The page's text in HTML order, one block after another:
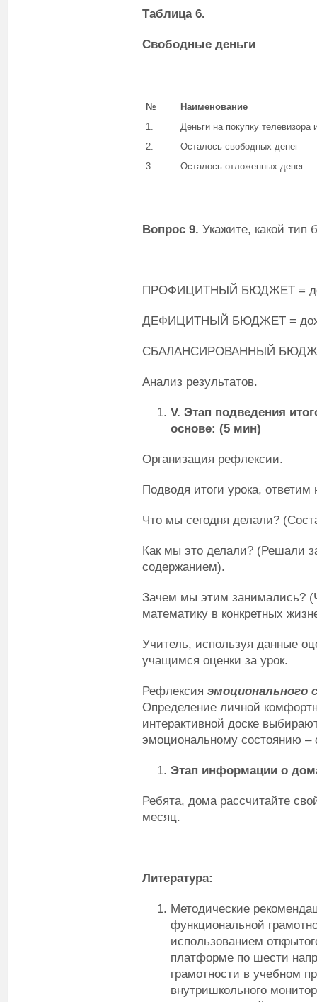
Таблица 6.
Свободные деньги
№
Наименование
1.
Деньги на покупку телевизора
2.
Осталось свободных денег
3.
Осталось отложенных денег
Вопрос 9. Укажите, какой
ПРОФИЦИТНЫЙ БЮДЖЕТ =
ДЕФИЦИТНЫЙ БЮДЖЕТ =
СБАЛАНСИРОВАННЫЙ
Анализ результатов.
V. Этап подведения
основе: (5 мин)
Организация рефлексии.
Подводя итоги урока,
Что мы сегодня делали?
Как мы это делали? (Решали
содержанием).
Зачем мы этим занимались?
математику в конкретных
Учитель, используя данные
учащимся оценки за урок.
Рефлексия эмоционального
Определение личной
интерактивной доске
эмоциональному состоянию –
Этап информации о
Ребята, дома рассчитайте
месяц.
Литература:
Методические
функциональной
использованием
платформе по шести
грамотности в учебном
внутришкольного